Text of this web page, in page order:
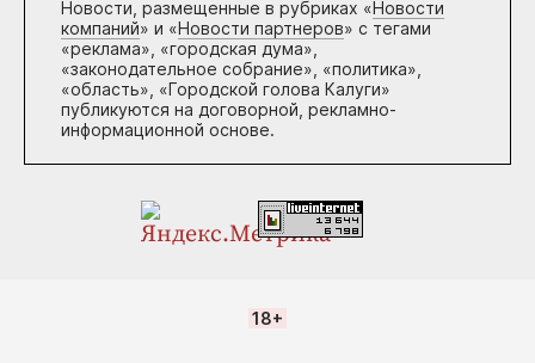
Новости, размещенные в рубриках «Новости
компаний» и «Новости партнеров» с тегами
«реклама», «городская дума»,
«законодательное собрание», «политика»,
«область», «Городской голова Калуги»
публикуются на договорной, рекламно-
информационной основе.
18+